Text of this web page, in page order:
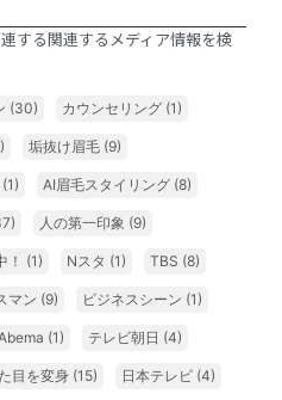
する関連するメディア情報を検
(30) カウンセリング (1)
垢抜け眉毛 (9)
(1) AI眉毛スタイリング (8)
人の第一印象 (9)
！ (1) Nスタ (1) TBS (8)
マン (9) ビジネスシーン (1)
(1) テレビ朝日 (4)
目を変身 (15) 日本テレビ (4)